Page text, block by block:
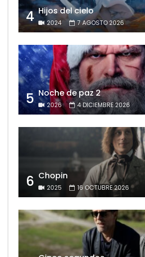
4 Hijos del cielo
2024 7 AGOSTO 2026
5 Noche de paz 2
2026 4 DICIEMBRE 2026
6 Chopin
2025 16 OCTUBRE 2026